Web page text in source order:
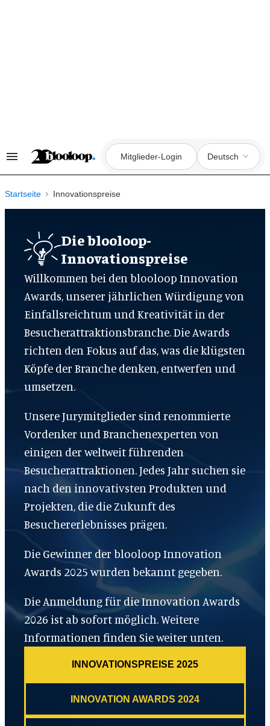
Suche
Mitglieder-Login Deutsch
Startseite Innovationspreise
Die blooloop-
Innovationspreise
Willkommen bei den blooloop Innovation
Awards, unserer jährlichen Würdigung von
Einfallsreichtum und Kreativität in der
Besucherattraktionsbranche. Die Awards
richten den Fokus auf das, was die klügsten
Köpfe der Branche denken, entwerfen und
umsetzen.
Unsere Jurymitglieder sind renommierte
Vordenker und Branchenexperten von
einigen der weltweit führenden
Besucherattraktionen. Jedes Jahr suchen sie
nach den innovativsten Produkten und
Projekten, die die Zukunft des
Besuchererlebnisses prägen.
Die Gewinner der blooloop Innovation
Awards 2025 wurden bekannt gegeben.
Die Anmeldung für die Innovation Awards
2026 ist ab sofort möglich. Weitere
Informationen finden Sie weiter unten.
INNOVATIONSPREISE 2025
INNOVATION AWARDS 2024